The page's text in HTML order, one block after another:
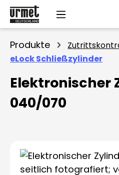
Zum Hauptinhalt springen
Produkte
eLock Schließzylinder
Elektronischer
040/070
Bildergalerie